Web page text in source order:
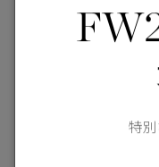
特